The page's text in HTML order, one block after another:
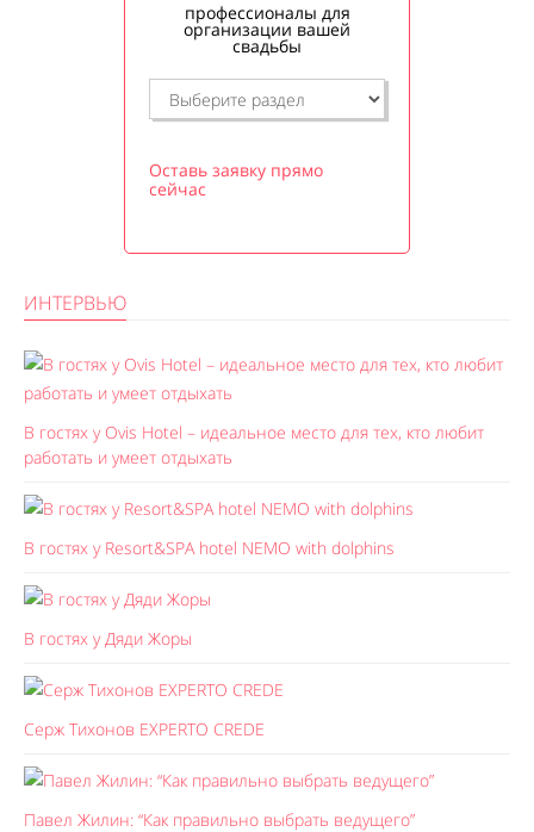
профессионалы для
организации вашей
свадьбы
Оставь заявку прямо
сейчас
ИНТЕРВЬЮ
В гостях у Ovis Hotel – идеальное место для тех, кто любит
работать и умеет отдыхать
В гостях у Resort&SPA hotel NEMO with dolphins
В гостях у Дяди Жоры
Серж Тихонов EXPERTO CREDE
Павел Жилин: “Как правильно выбрать ведущего”